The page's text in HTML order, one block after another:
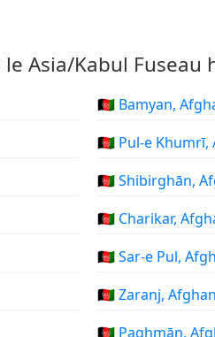
Asia/Kabul Fuseau
🇦🇫 Bamyan,
🇦🇫 Pul-e Khumrī,
🇦🇫 Shibirghān,
🇦🇫 Charikar,
🇦🇫 Sar-e Pul,
🇦🇫 Zaranj,
🇦🇫 Paghmān,